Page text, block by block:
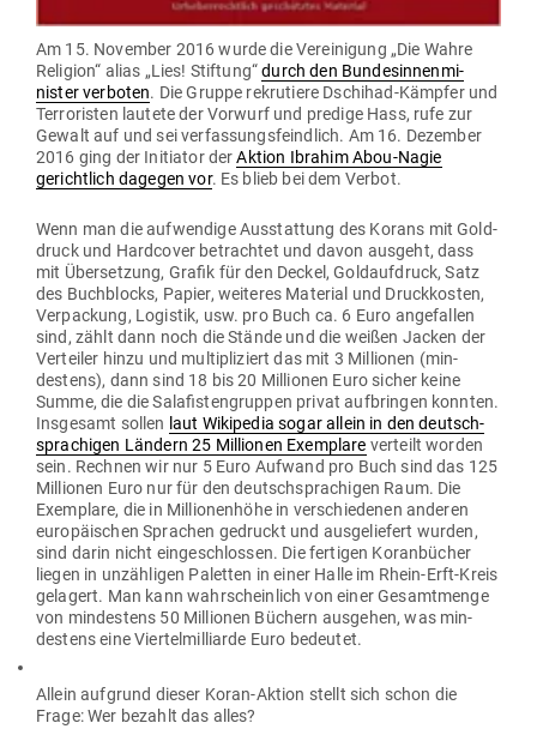
Am 15. November 2016 wurde die Ver­ei­nigung „Die Wahre
Religion“ alias „Lies! Stiftung“durch den Bun­des­in­nen­mi­
nister ver­boten. Die Gruppe rekru­tiere Dschihad-Kämpfer und
Ter­ro­risten lautete der Vorwurf und predige Hass, rufe zur
Gewalt auf und sei ver­fas­sungs­feindlich. Am 16. Dezember
2016 ging der Initiator derAktion Ibrahim Abou-Nagie
gerichtlich dagegen vor. Es blieb bei dem Verbot.
Wenn man die auf­wendige Aus­stattung des Korans mit Gold­
druck und Hard­cover betrachtet und davon ausgeht, dass
mit Über­setzung, Grafik für den Deckel, Gold­auf­druck, Satz
des Buch­blocks, Papier, wei­teres Material und Druck­kosten,
Ver­pa­ckung, Logistik, usw. pro Buch ca. 6 Euro ange­fallen
sind, zählt dann noch die Stände und die weißen Jacken der
Ver­teiler hinzu und mul­ti­pli­ziert das mit 3 Mil­lionen (min­
destens), dann sind 18 bis 20 Mil­lionen Euro sicher keine
Summe, die die Sala­fis­ten­gruppen privat auf­bringen konnten.
Ins­gesamt sollen laut Wiki­pedia sogar allein in den deutsch­
spra­chigen Ländern 25 Mil­lionen Exem­plare ver­teilt worden
sein. Rechnen wir nur 5 Euro Aufwand pro Buch sind das 125
Mil­lionen Euro nur für den deutsch­spra­chigen Raum. Die
Exem­plare, die in Mil­lio­nenhöhe in ver­schie­denen anderen
euro­päi­schen Sprachen gedruckt und aus­ge­liefert wurden,
sind darin nicht ein­ge­schlossen. Die fer­tigen Koran­bücher
liegen in unzäh­ligen Paletten in einer Halle im Rhein-Erft-Kreis
gelagert. Man kann wahr­scheinlich von einer Gesamt­menge
von min­destens 50 Mil­lionen Büchern aus­gehen, was min­
destens eine Vier­tel­mil­liarde Euro bedeutet.
Allein auf­grund dieser Koran-Aktion stellt sich schon die
Frage: Wer bezahlt das alles?